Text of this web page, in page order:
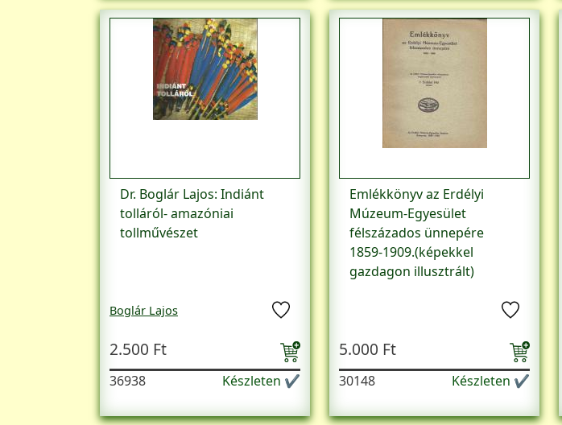
Dr. Boglár Lajos: Indiánt
tolláról- amazóniai
tollművészet
Boglár Lajos
2.500 Ft
36938 Készleten ✔
Emlékkönyv az Erdélyi
Múzeum-Egyesület
félszázados ünnepére
1859-1909.(képekkel
gazdagon illusztrált)
5.000 Ft
30148 Készleten ✔